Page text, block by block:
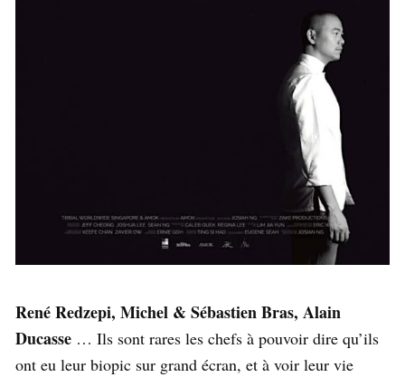
René Redzepi, Michel & Sébastien Bras, Alain
Ducasse … Ils sont rares les chefs à pouvoir dire qu’ils
ont eu leur biopic sur grand écran, et à voir leur vie